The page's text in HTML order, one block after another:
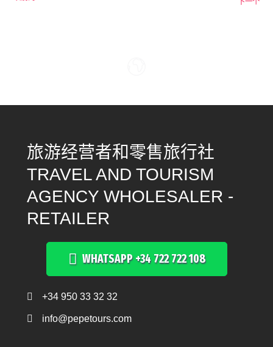
下一个
旅游经营者和零售旅行社
TRAVEL AND TOURISM
AGENCY WHOLESALER -
RETAILER
WHATSAPP +34 722 722 108
Teléfono +34 950 33 32 32
+34 950 33 32 32
info@pepetours.com